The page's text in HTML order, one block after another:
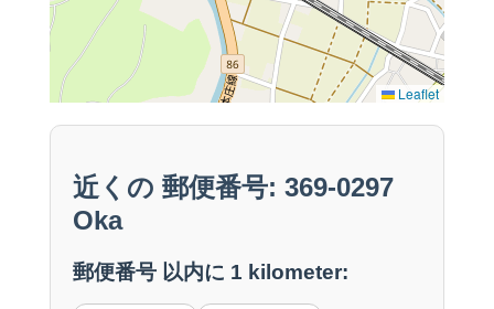
Leaflet
近くの 郵便番号: 369-0297
Oka
郵便番号 以内に 1 kilometer: